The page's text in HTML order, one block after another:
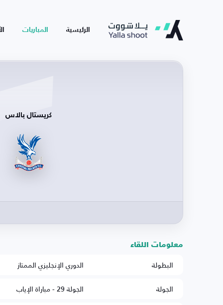
الرئيسية المباريات
كريستال بالاس
معلومات اللقاء
البطولة
الدوري الإنجليزي الممتاز
الجولة
الجولة 29 - مباراة الإياب